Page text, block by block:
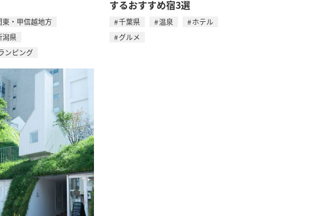
東・甲信越地方
潟県
ンピング
するおすすめ宿3選
千葉県 温泉
ホテル
グルメ